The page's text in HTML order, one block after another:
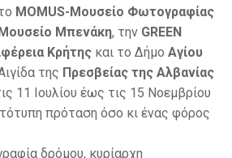
MOMUS-Μουσείο Φωτογραφίας
Μουσείο Μπενάκη, την GREEN
Κρήτης και το Δήμο Αγίου
της Πρεσβείας της Αλβανίας
11 Ιουλίου έως τις 15 Νοεμβρίου
πρόταση όσο κι ένας φόρος
δρόμου, κυρίαρχη